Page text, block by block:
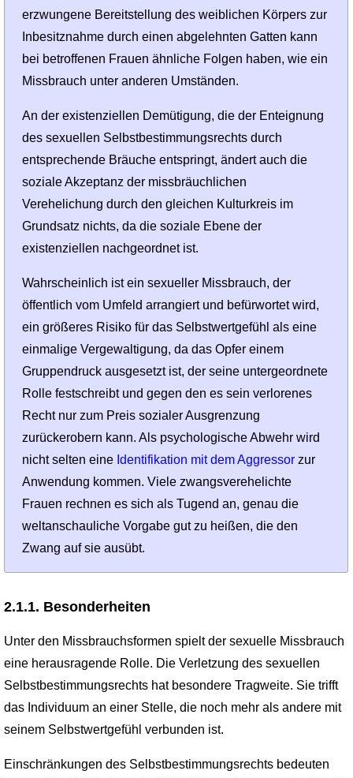
erzwungene Bereitstellung des weiblichen Körpers zur
Inbesitznahme durch einen abgelehnten Gatten kann
bei betroffenen Frauen ähnliche Folgen haben, wie ein
Missbrauch unter anderen Umständen.
An der existenziellen Demütigung, die der Enteignung
des sexuellen Selbst­bestimmungsrechts durch
entsprechende Bräuche entspringt, ändert auch die
soziale Akzeptanz der missbräuchlichen
Verehelichung durch den gleichen Kulturkreis im
Grundsatz nichts, da die soziale Ebene der
existenziellen nachgeordnet ist.
Wahrscheinlich ist ein sexueller Miss­brauch, der
öffentlich vom Umfeld arrangiert und befürwortet wird,
ein größeres Risiko für das Selbstwert­gefühl als eine
einmalige Vergewalti­gung, da das Opfer einem
Gruppendruck ausgesetzt ist, der seine untergeordnete
Rolle festschreibt und gegen den es sein verlorenes
Recht nur zum Preis sozialer Ausgrenzung
zurückerobern kann. Als psychologische Abwehr wird
nicht selten eine Identifikation mit dem Aggressor zur
Anwendung kommen. Viele zwangsverehelichte
Frauen rechnen es sich als Tugend an, genau die
weltanschauliche Vorgabe gut zu heißen, die den
Zwang auf sie ausübt.
2.1.1. Besonderheiten
Unter den Missbrauchsformen spielt der sexuelle Missbrauch
eine herausragende Rolle. Die Verletzung des sexuellen
Selbst­bestimmungsrechts hat besondere Tragweite. Sie trifft
das Individuum an einer Stelle, die noch mehr als andere mit
seinem Selbstwertgefühl verbunden ist.
Einschränkungen des Selbstbestimmungsrechts bedeuten